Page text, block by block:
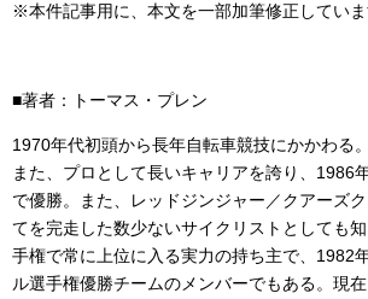
※本件記事用に、本文を一部加筆修正していま
■著者：トーマス・プレン
1970年代初頭から長年自転車競技にかかわる
また、プロとして長いキャリアを誇り、1986
で優勝。また、レッドジンジャー／クアーズ
てを完走した数少ないサイクリストとしても
手権で常に上位に入る実力の持ち主で、1982
ル選手権優勝チームのメンバーでもある。現